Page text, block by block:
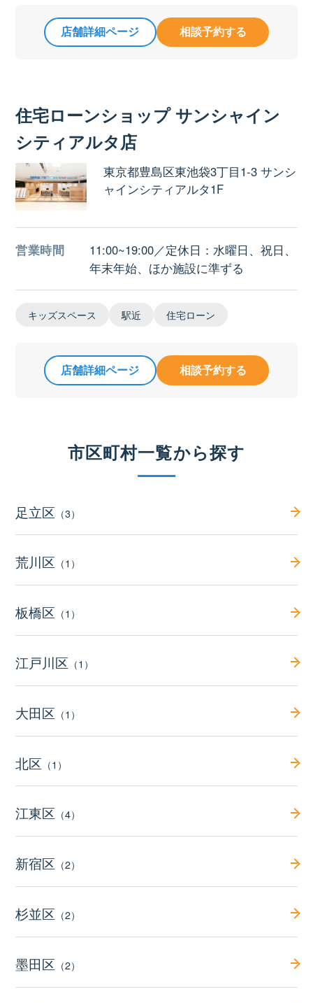
店舗詳細ページ 相談予約する
住宅ローンショップ サンシャイン
シティアルタ店
東京都豊島区東池袋3丁目1-3 サンシ
ャインシティアルタ1F
営業時間
11:00~19:00／定休日：水曜日、祝日、
年末年始、ほか施設に準ずる
キッズスペース 駅近 住宅ローン
店舗詳細ページ 相談予約する
市区町村一覧から探す
足立区 （3）
荒川区 （1）
板橋区 （1）
江戸川区 （1）
大田区 （1）
北区 （1）
江東区 （4）
新宿区 （2）
杉並区 （2）
墨田区 （2）